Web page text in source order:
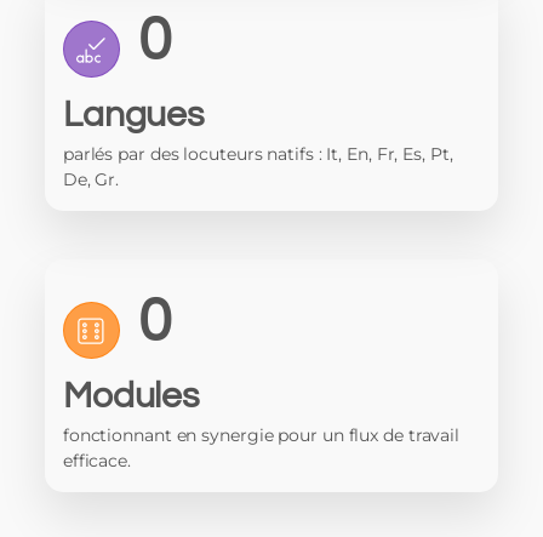
0
Langues
parlés par des locuteurs natifs : It, En, Fr, Es, Pt,
De, Gr.
0
Modules
fonctionnant en synergie pour un flux de travail
efficace.